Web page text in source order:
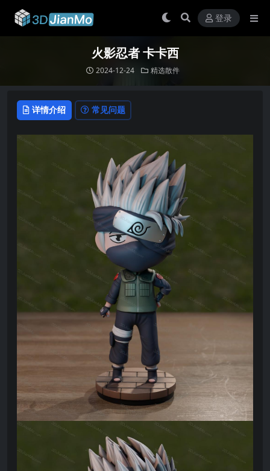
登录
火影忍者 卡卡西
2024-12-24 精选散件
详情介绍 常见问题